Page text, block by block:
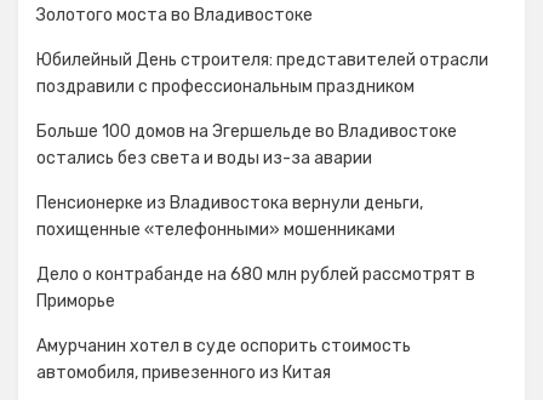
Золотого моста во Владивостоке
Юбилейный День строителя: представителей отрасли
поздравили с профессиональным праздником
Больше 100 домов на Эгершельде во Владивостоке
остались без света и воды из-за аварии
Пенсионерке из Владивостока вернули деньги,
похищенные «телефонными» мошенниками
Дело о контрабанде на 680 млн рублей рассмотрят в
Приморье
Амурчанин хотел в суде оспорить стоимость
автомобиля, привезенного из Китая